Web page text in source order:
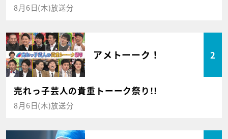
8月6日(木)放送分
アメトーーク！ 2
売れっ子芸人の貴重トーーク祭り!!
8月6日(木)放送分